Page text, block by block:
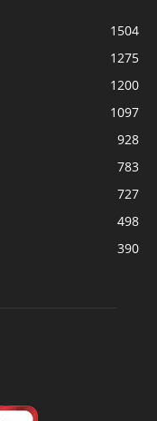
1504
1275
1200
1097
928
783
727
498
390